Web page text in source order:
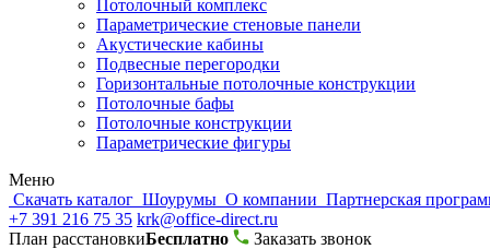
Потолочный комплекс
Параметрические стеновые панели
Акустические кабины
Подвесные перегородки
Горизонтальные потолочные конструкции
Потолочные бафы
Потолочные конструкции
Параметрические фигуры
Меню
Скачать каталог Шоурумы О компании Партнерская
+7 391 216 75 35 krk@office-direct.ru
План расстановкиБесплатно
Заказать звонок